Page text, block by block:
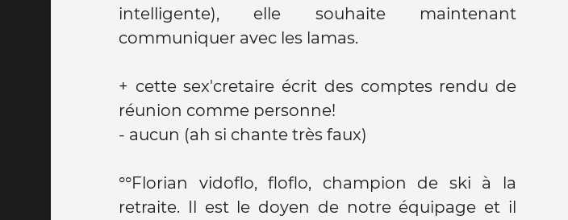
intelligente), elle souhaite maintenant
communiquer avec les lamas.
+ cette sex'cretaire écrit des comptes rendu de
réunion comme personne!
- aucun (ah si chante très faux)
°°Florian vidoflo, floflo, champion de ski à la
retraite. Il est le doyen de notre équipage et il